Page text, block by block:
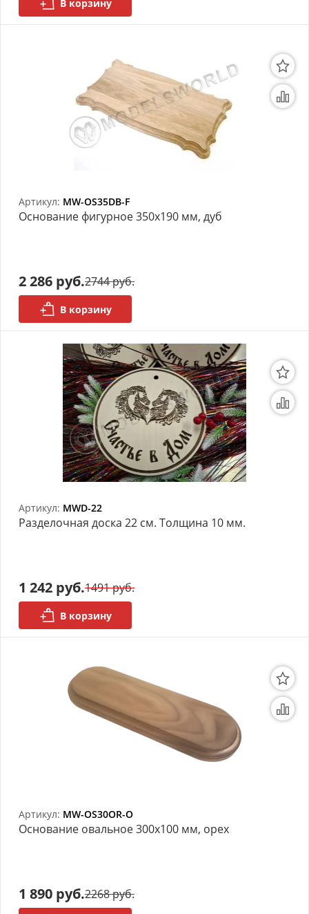
В корзину
Артикул: MW-OS35DB-F
Основание фигурное 350х190 мм, дуб
2 286 руб.2744 руб.
В корзину
Артикул: MWD-22
Разделочная доска 22 см. Толщина 10 мм.
1 242 руб.1491 руб.
В корзину
Артикул: MW-OS30OR-O
Основание овальное 300х100 мм, орех
1 890 руб.2268 руб.